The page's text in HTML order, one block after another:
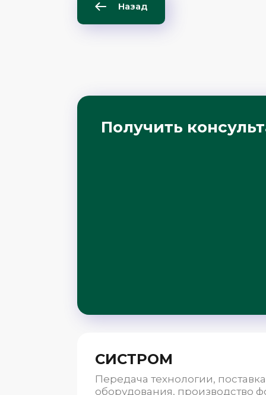
Назад
СИСТРОМ
Передача технологии, поставка
оборудования, производство
Получить